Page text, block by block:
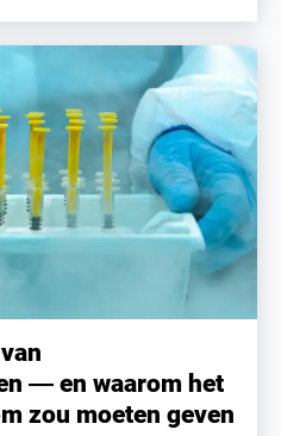
— en waarom het
zou moeten geven